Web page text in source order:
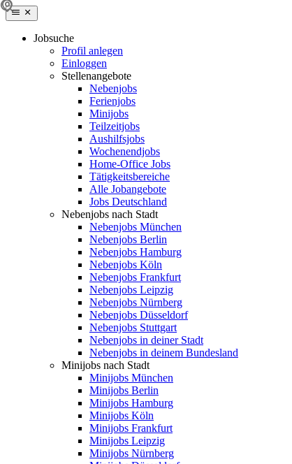
Jobsuche
Profil anlegen
Einloggen
Stellenangebote
Nebenjobs
Ferienjobs
Minijobs
Teilzeitjobs
Aushilfsjobs
Wochenendjobs
Home-Office Jobs
Tätigkeitsbereiche
Alle Jobangebote
Jobs Deutschland
Nebenjobs nach Stadt
Nebenjobs München
Nebenjobs Berlin
Nebenjobs Hamburg
Nebenjobs Köln
Nebenjobs Frankfurt
Nebenjobs Leipzig
Nebenjobs Nürnberg
Nebenjobs Düsseldorf
Nebenjobs Stuttgart
Nebenjobs in deiner Stadt
Nebenjobs in deinem Bundesland
Minijobs nach Stadt
Minijobs München
Minijobs Berlin
Minijobs Hamburg
Minijobs Köln
Minijobs Frankfurt
Minijobs Leipzig
Minijobs Nürnberg